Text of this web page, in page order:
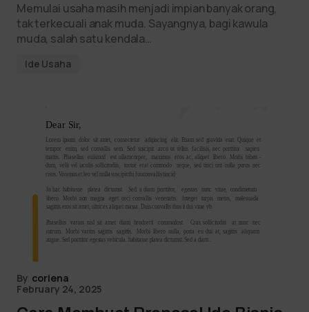
Memulai usaha masih menjadi impian banyak orang,
tak terkecuali anak muda. Sayangnya, bagi kawula
muda, salah satu kendala…
Ide Usaha
By coriena
February 24, 2025